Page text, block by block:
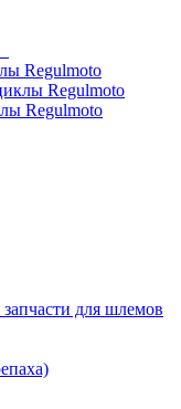
Regulmoto
Regulmoto
Regulmoto
для шлемов